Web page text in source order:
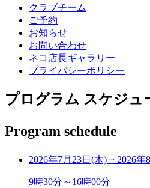
クラブチーム
ご予約
お知らせ
お問い合わせ
ネコ店長ギャラリー
プライバシーポリシー
プログラム スケジュ
Program schedule
2026年7月23日(木) ~ 2026年
9時30分～16時00分